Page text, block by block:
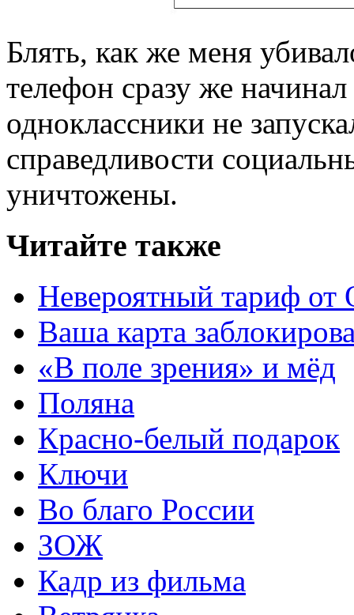
Блять, как же меня
телефон сразу же
одноклассники не
справедливости
уничтожены.
Читайте также
Невероятный тариф
Ваша карта
«В поле зрения» и мёд
Поляна
Красно-белый подарок
Ключи
Во благо России
ЗОЖ
Кадр из фильма